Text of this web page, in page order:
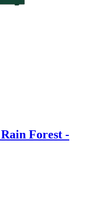
Forest -